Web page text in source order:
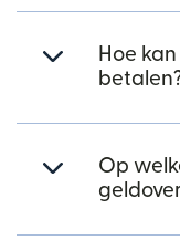
Hoe
Op